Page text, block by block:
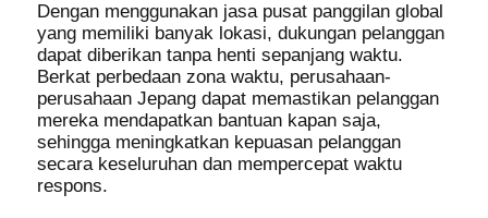
Dengan menggunakan jasa pusat panggilan global
yang memiliki banyak lokasi, dukungan pelanggan
dapat diberikan tanpa henti sepanjang waktu.
Berkat perbedaan zona waktu, perusahaan-
perusahaan Jepang dapat memastikan pelanggan
mereka mendapatkan bantuan kapan saja,
sehingga meningkatkan kepuasan pelanggan
secara keseluruhan dan mempercepat waktu
respons.